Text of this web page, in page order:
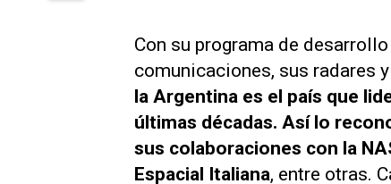
Con su programa de
comunicaciones, sus radares
la Argentina es el país que
últimas décadas. Así lo
sus colaboraciones con la
Espacial Italiana, entre otras.